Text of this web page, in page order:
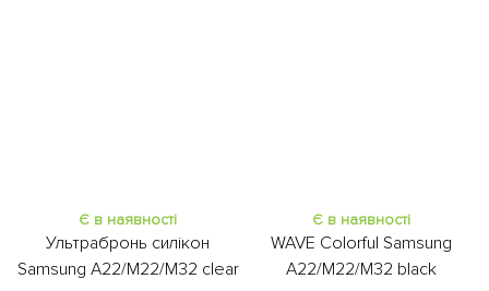
Є в наявності
Ультрабронь силікон
Samsung A22/M22/M32 clear
Є в наявності
WAVE Colorful Samsung
A22/M22/M32 black